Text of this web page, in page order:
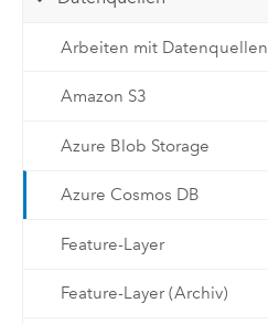
Arbeiten mit Datenquellen
Amazon S3
Azure Blob Storage
Azure Cosmos DB
Feature-Layer
Feature-Layer (Archiv)